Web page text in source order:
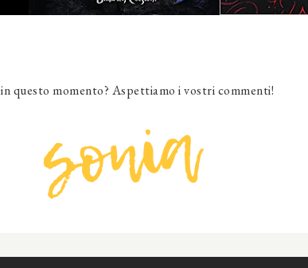
in questo momento? Aspettiamo i vostri commenti!